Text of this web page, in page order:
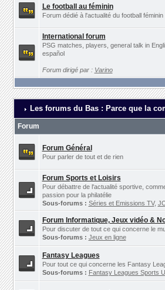
Le football au féminin
Forum dédié à l'actualité du football féminin
International forum
PSG matches, players, general talk in
español
Forum dirigé par : Varino
Les forums du Bas : Parce que la
Forum
Forum Général
Pour parler de tout et de rien
Forum Sports et Loisirs
Pour débattre de l'actualité sportive,
passion pour la philatélie
Sous-forums : Séries et Emissions TV,
Forum Informatique, Jeux vidéo &
Pour discuter de tout ce qui concerne le
Sous-forums : Jeux en ligne
Fantasy Leagues
Pour tout ce qui concerne les Fantasy
Sous-forums : Fantasy Leagues Sports